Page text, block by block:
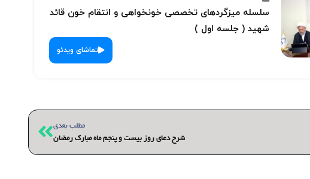
سلسله میزگردهای تخصصی خونخواهی و انتقام خون قائد
شهید ( جلسه اول )
تماشای ویدئو
مطلب بعدی
شرح دعای روز بیست و پنجم ماه مبارک رمضان
بعدی